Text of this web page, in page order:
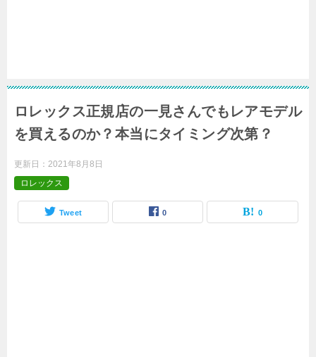
ロレックス正規店の一見さんでもレアモデル
を買えるのか？本当にタイミング次第？
更新日： 2021年8月8日
ロレックス
Tweet 0 0